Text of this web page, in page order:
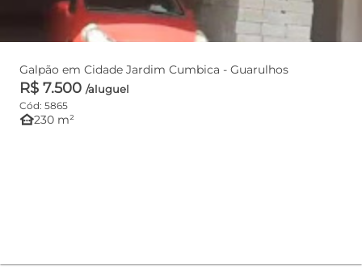
Galpão em Cidade Jardim Cumbica - Guarulhos
R$ 7.500 /aluguel
Cód: 5865
other_houses230 m²